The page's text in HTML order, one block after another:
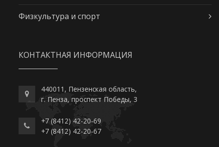
Физкультура и спорт
КОНТАКТНАЯ ИНФОРМАЦИЯ
440011, Пензенская область,
г. Пенза, проспект Победы, 3
+7 (8412) 42-20-69
+7 (8412) 42-20-67